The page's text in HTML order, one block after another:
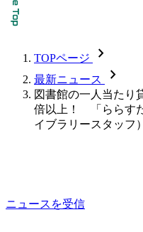
TOPページ chevron_forward
最新ニュース chevron_forward
図書館の一人当たり
倍以上！ 「ららす
イブラリースタッフ
ニュースを受信